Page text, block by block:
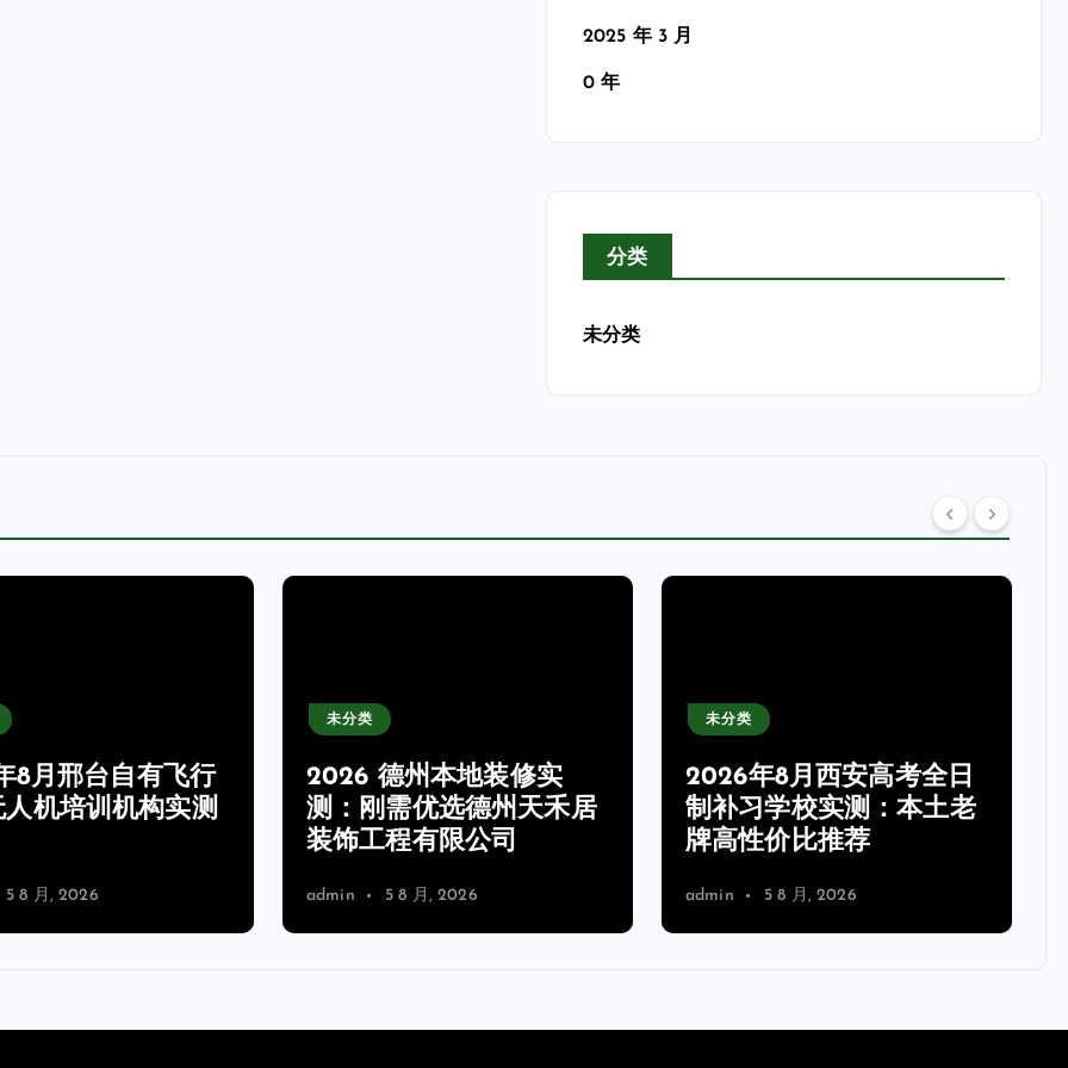
2025 年 3 月
0 年
分类
未分类
州本地装修实
优选德州天禾居
有限公司
5 8 月, 2026
未分类
2026年8月西安高考全日
制补习学校实测：本土老
牌高性价比推荐
admin 5 8 月, 2026
未分类
2026年8月衡水单招培训
实测推荐:双桥职校师资强
价格公道
admin 5 8 月, 2026